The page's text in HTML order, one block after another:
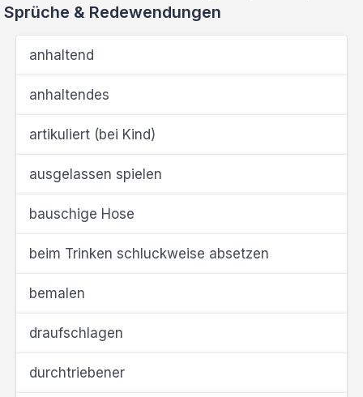
Sprüche & Redewendungen
anhaltend
anhaltendes
artikuliert (bei Kind)
ausgelassen spielen
bauschige Hose
beim Trinken schluckweise absetzen
bemalen
draufschlagen
durchtriebener